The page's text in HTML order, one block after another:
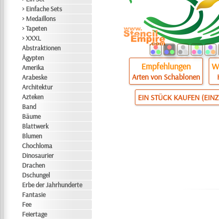
> Einfache Sets
> Medaillons
> Tapeten
> XXXL
Abstraktionen
Ägypten
Amerika
Arabeske
Architektur
Azteken
Band
Bäume
Blattwerk
Blumen
Chochloma
Dinosaurier
Drachen
Dschungel
Erbe der Jahrhunderte
Fantasie
Fee
Feiertage
Empfehlungen
Arten von Schablonen
EIN STÜCK KAUFEN